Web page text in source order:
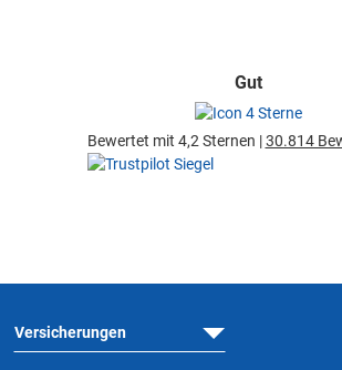
Gut
Bewertet mit 4,2 Sternen |30.814
Versicherungen